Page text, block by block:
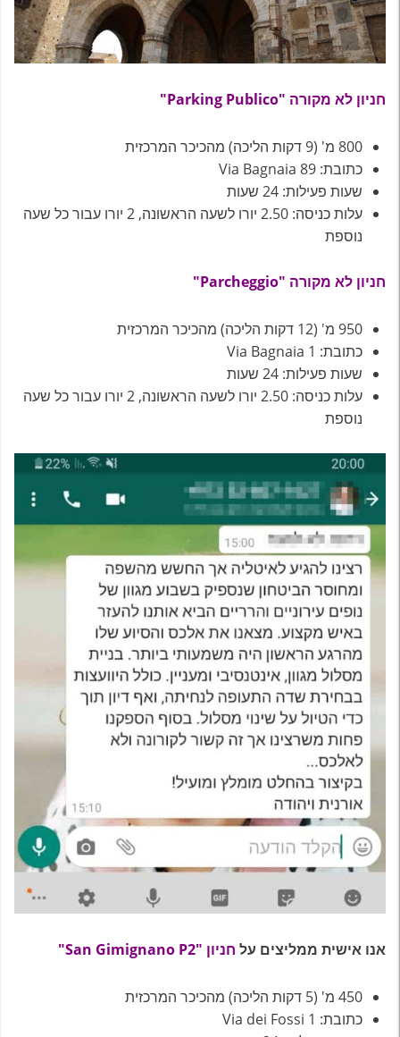
חניון לא מקורה "Parking Publico"
800 מ' (9 דקות הליכה) מהכיכר המרכזית
כתובת: Via Bagnaia 89
שעות פעילות: 24 שעות
עלות כניסה: 2.50 יורו לשעה הראשונה, 2 יורו עבור כל שעה
נוספת
חניון לא מקורה "Parcheggio"
950 מ' (12 דקות הליכה) מהכיכר המרכזית
כתובת: Via Bagnaia 1
שעות פעילות: 24 שעות
עלות כניסה: 2.50 יורו לשעה הראשונה, 2 יורו עבור כל שעה
נוספת
אנו אישית ממליצים על חניון "San Gimignano P2"
450 מ' (5 דקות הליכה) מהכיכר המרכזית
כתובת: Via dei Fossi 1